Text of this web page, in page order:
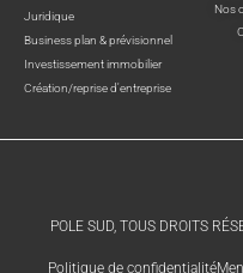
Juridique
Business plan & prévisionnel
Investissement immobilier
Création/reprise d'entreprise
Nos
POLE SUD, TOUS DROITS
Politique de confidentialité